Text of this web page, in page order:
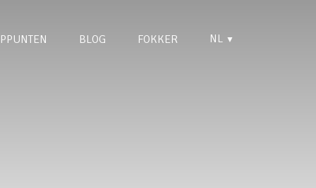
BLOG FOKKER NL ▼